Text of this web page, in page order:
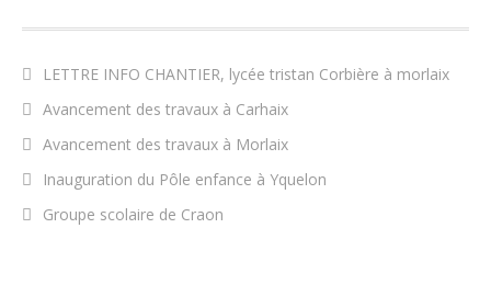
LETTRE INFO CHANTIER, lycée tristan Corbière à morlaix
Avancement des travaux à Carhaix
Avancement des travaux à Morlaix
Inauguration du Pôle enfance à Yquelon
Groupe scolaire de Craon